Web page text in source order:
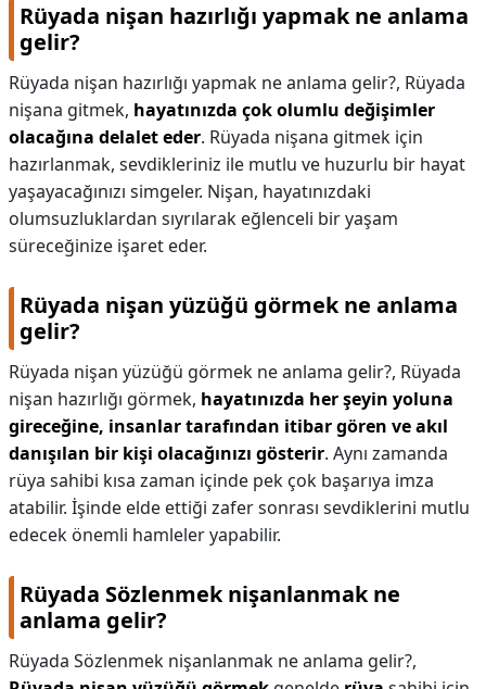
Rüyada nişan hazırlığı yapmak ne anlama
gelir?
Rüyada nişan hazırlığı yapmak ne anlama gelir?, Rüyada
nişana gitmek, hayatınızda çok olumlu değişimler
olacağına delalet eder. Rüyada nişana gitmek için
hazırlanmak, sevdikleriniz ile mutlu ve huzurlu bir hayat
yaşayacağınızı simgeler. Nişan, hayatınızdaki
olumsuzluklardan sıyrılarak eğlenceli bir yaşam
süreceğinize işaret eder.
Rüyada nişan yüzüğü görmek ne anlama
gelir?
Rüyada nişan yüzüğü görmek ne anlama gelir?, Rüyada
nişan hazırlığı görmek, hayatınızda her şeyin yoluna
gireceğine, insanlar tarafından itibar gören ve akıl
danışılan bir kişi olacağınızı gösterir. Aynı zamanda
rüya sahibi kısa zaman içinde pek çok başarıya imza
atabilir. İşinde elde ettiği zafer sonrası sevdiklerini mutlu
edecek önemli hamleler yapabilir.
Rüyada Sözlenmek nişanlanmak ne
anlama gelir?
Rüyada Sözlenmek nişanlanmak ne anlama gelir?,